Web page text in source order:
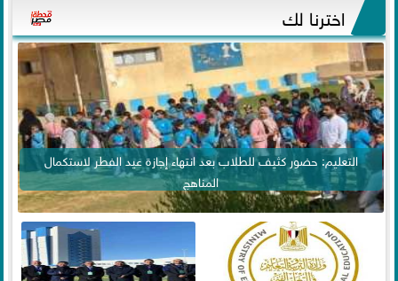
اخترنا لك
التعليم: حضور كثيف للطلاب بعد انتهاء إجازة عيد الفطر لاستكمال
المناهج